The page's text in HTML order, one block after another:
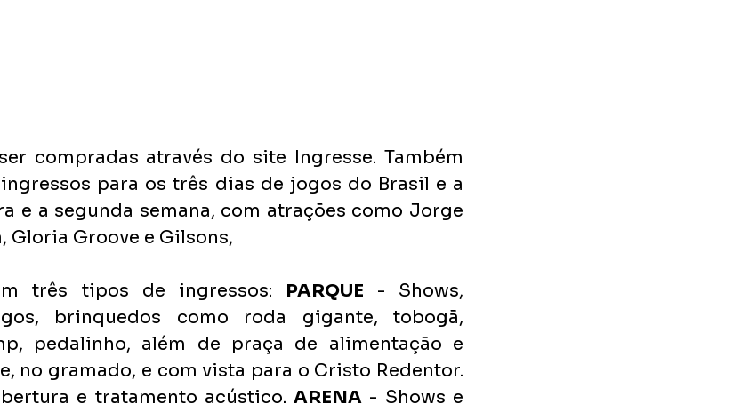
compradas através do site Ingresse. Também
para os três dias de jogos do Brasil e a
e a segunda semana, com atrações como Jorge
Gloria Groove e Gilsons,
três tipos de ingressos: PARQUE - Shows,
brinquedos como roda gigante, tobogã,
pedalinho, além de praça de alimentação e
no gramado, e com vista para o Cristo Redentor.
e tratamento acústico. ARENA - Shows e